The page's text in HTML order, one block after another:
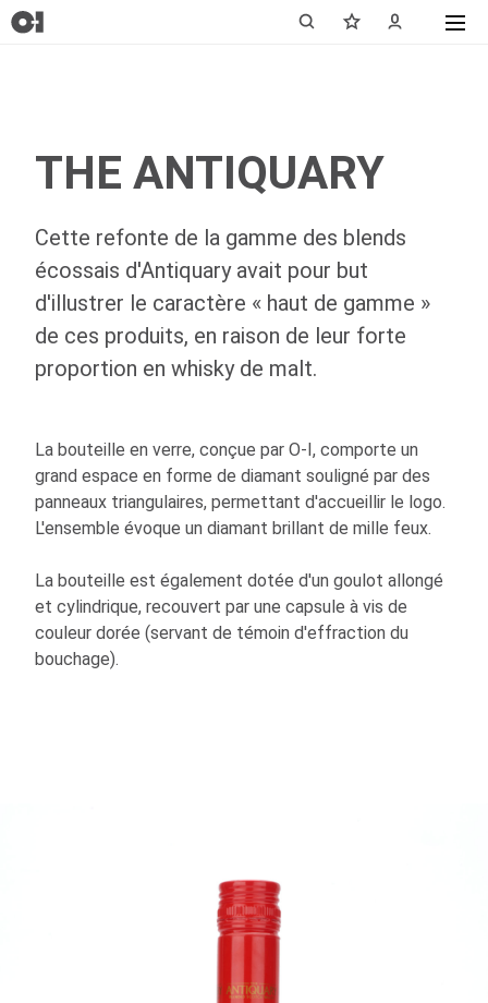
THE ANTIQUARY
Cette refonte de la gamme des blends
écossais d'Antiquary avait pour but
d'illustrer le caractère « haut de gamme »
de ces produits, en raison de leur forte
proportion en whisky de malt.
La bouteille en verre, conçue parO-I, comporte un
grand espace en forme de diamant souligné par des
panneaux triangulaires, permettant d'accueillir le logo.
L'ensemble évoque un diamant brillant de mille feux.
La bouteille est également dotée d'un goulot allongé
et cylindrique, recouvert par une capsule à vis de
couleur dorée (servant de témoin d'effraction du
bouchage).